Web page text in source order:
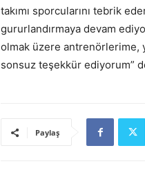
takımı sporcularını tebrik
gururlandırmaya devam
olmak üzere antrenörlerime,
sonsuz teşekkür ediyorum”
Paylaş